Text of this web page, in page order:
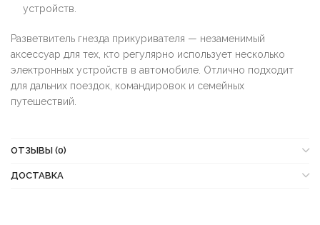
устройств.
Разветвитель гнезда прикуривателя — незаменимый
аксессуар для тех, кто регулярно использует несколько
электронных устройств в автомобиле. Отлично подходит
для дальних поездок, командировок и семейных
путешествий.
ОТЗЫВЫ (0)
ДОСТАВКА